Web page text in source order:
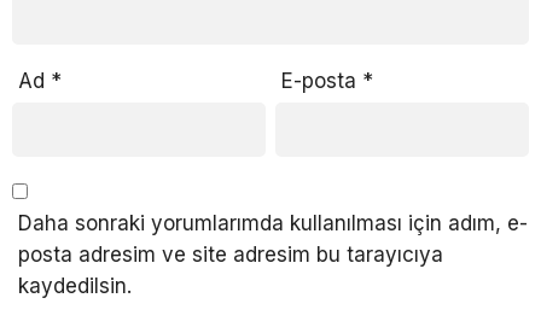
Ad * E-posta *
Daha sonraki yorumlarımda kullanılması için adım, e-
posta adresim ve site adresim bu tarayıcıya
kaydedilsin.